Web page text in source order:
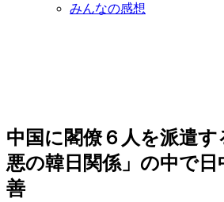
みんなの感想
中国に閣僚６人を派遣す
悪の韓日関係」の中で日
善